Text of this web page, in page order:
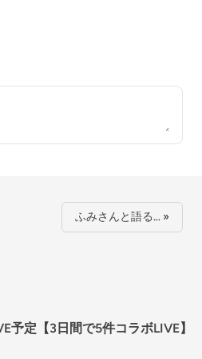
ふみさんと語る… »
予定【3日間で5件コラボLIVE】